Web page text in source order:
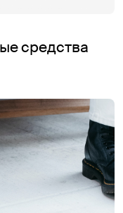
средства